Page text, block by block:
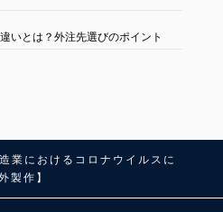
いとは？外注先選びのポイント
業におけるコロナウイルスに
製作】